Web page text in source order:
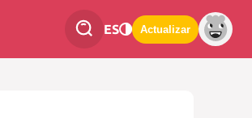
ES Actualizar